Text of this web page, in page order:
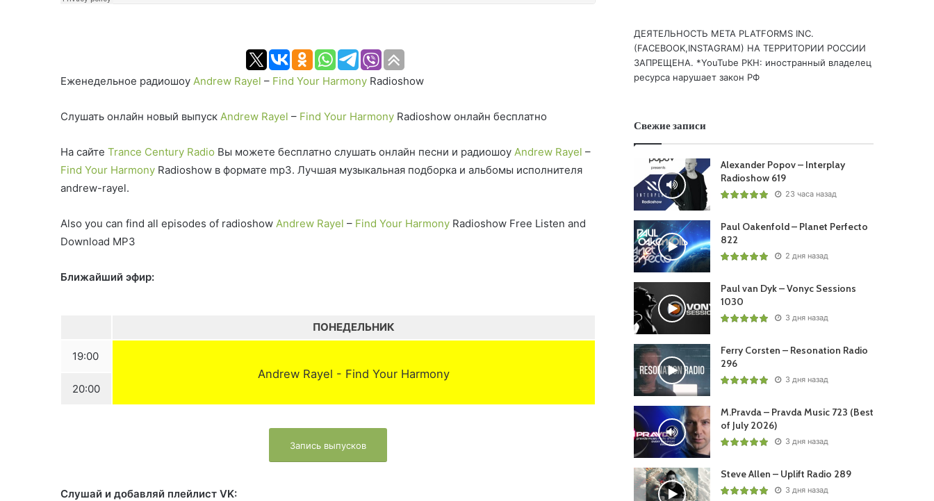
Еженедельное радиошоу Andrew Rayel – Find Your Harmony Radioshow
Слушать онлайн новый выпуск Andrew Rayel – Find Your Harmony Radioshow онлайн бесплатно
На сайте Trance Century Radio Вы можете бесплатно слушать онлайн песни и радиошоу Andrew Rayel –
Find Your Harmony Radioshow в формате mp3. Лучшая музыкальная подборка и альбомы исполнителя
andrew-rayel.
Also you can find all episodes of radioshow Andrew Rayel – Find Your Harmony Radioshow Free Listen and
Download MP3
Ближайший эфир:
ПОНЕДЕЛЬНИК
19:00
Andrew Rayel - Find Your Harmony
20:00
Запись выпусков
Слушай и добавляй плейлист VK:
ДЕЯТЕЛЬНОСТЬ МЕТА PLATFORMS INC.
(FACEBOOK,INSTAGRAM) НА ТЕРРИТОРИИ РОССИИ
ЗАПРЕЩЕНА. *YouTube РКН: иностранный владелец
ресурса нарушает закон РФ
Свежие записи
Alexander Popov – Interplay
Radioshow 619
23 часа назад
Paul Oakenfold – Planet Perfecto
822
2 дня назад
Paul van Dyk – Vonyc Sessions
1030
3 дня назад
Ferry Corsten – Resonation Radio
296
3 дня назад
M.Pravda – Pravda Music 723 (Best
of July 2026)
3 дня назад
Steve Allen – Uplift Radio 289
3 дня назад